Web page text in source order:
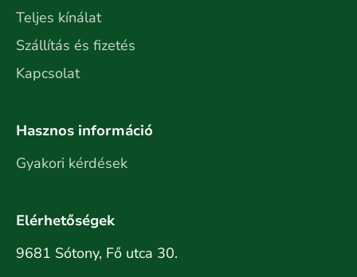
Teljes kínálat
Szállítás és fizetés
Kapcsolat
Hasznos információ
Gyakori kérdések
Elérhetőségek
9681 Sótony, Fő utca 30.